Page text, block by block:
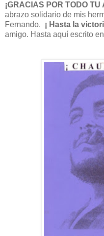
¡GRACIAS POR TODO TU
abrazo solidario de mis
Fernando. ¡ Hasta la
amigo. Hasta aquí escrito